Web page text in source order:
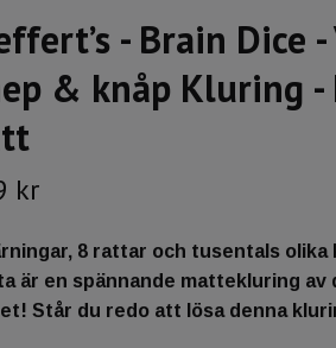
- Brain Dice
& knåp Kluring -
kr
8 rattar och tusentals olika
är en spännande mattekluring
Står du redo att lösa denna